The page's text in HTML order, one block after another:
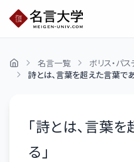
名言一覧
ボリス・パ
詩とは、言葉を超えた言葉で
「詩とは、言葉
る 」